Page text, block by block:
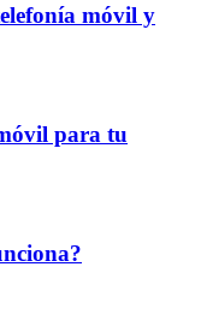
móvil y
para tu